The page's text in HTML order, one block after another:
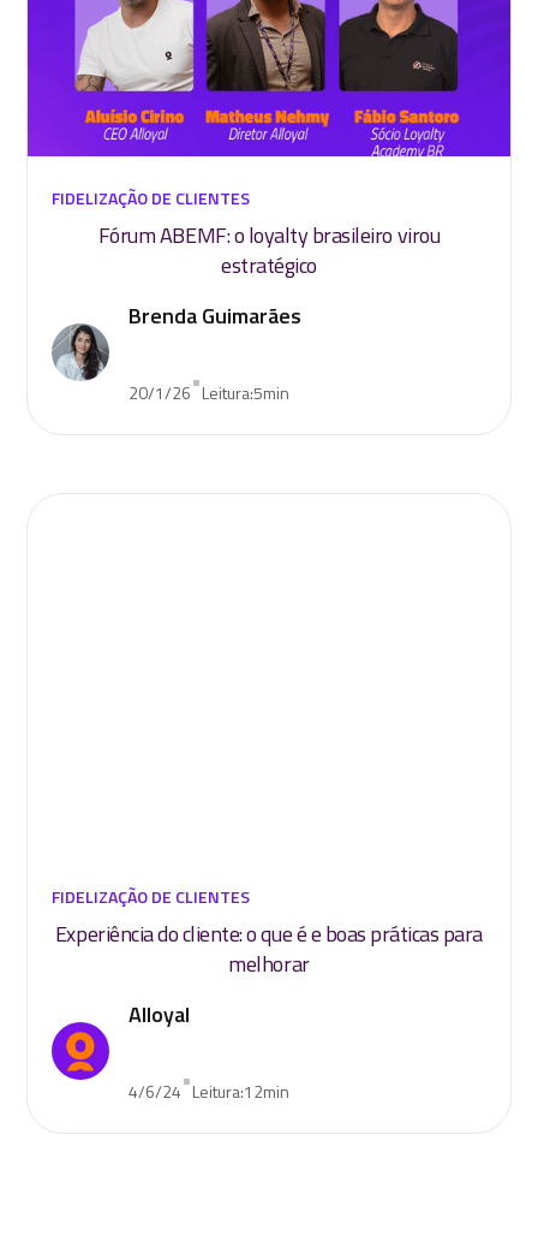
FIDELIZAÇÃO DE CLIENTES
Fórum ABEMF: o loyalty brasileiro virou
estratégico
Brenda Guimarães
20/1/26•Leitura:5min
FIDELIZAÇÃO DE CLIENTES
Experiência do cliente: o que é e boas práticas para
melhorar
Alloyal
4/6/24•Leitura:12min